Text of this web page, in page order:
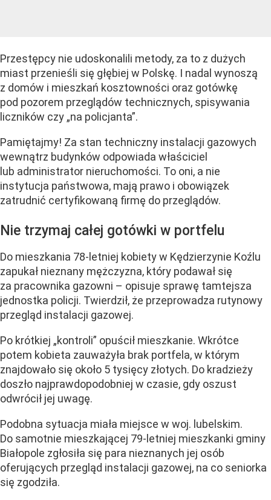
Przestępcy nie udoskonalili metody, za to z dużych
miast przenieśli się głębiej w Polskę. I nadal wynoszą
z domów i mieszkań kosztowności oraz gotówkę
pod pozorem przeglądów technicznych, spisywania
liczników czy „na policjanta”.
Pamiętajmy! Za stan techniczny instalacji gazowych
wewnątrz budynków odpowiada właściciel
lub administrator nieruchomości. To oni, a nie
instytucja państwowa, mają prawo i obowiązek
zatrudnić certyfikowaną firmę do przeglądów.
Nie trzymaj całej gotówki w portfelu
Do mieszkania 78-letniej kobiety w Kędzierzynie Koźlu
zapukał nieznany mężczyzna, który podawał się
za pracownika gazowni – opisuje sprawę tamtejsza
jednostka policji. Twierdził, że przeprowadza rutynowy
przegląd instalacji gazowej.
Po krótkiej „kontroli” opuścił mieszkanie. Wkrótce
potem kobieta zauważyła brak portfela, w którym
znajdowało się około 5 tysięcy złotych. Do kradzieży
doszło najprawdopodobniej w czasie, gdy oszust
odwrócił jej uwagę.
Podobna sytuacja miała miejsce w woj. lubelskim.
Do samotnie mieszkającej 79-letniej mieszkanki gminy
Białopole zgłosiła się para nieznanych jej osób
oferujących przegląd instalacji gazowej, na co seniorka
się zgodziła.